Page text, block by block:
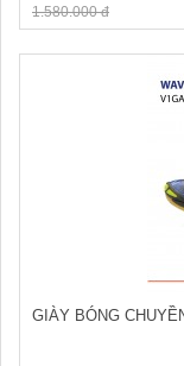
1.580.000 đ
GIÀY BÓNG